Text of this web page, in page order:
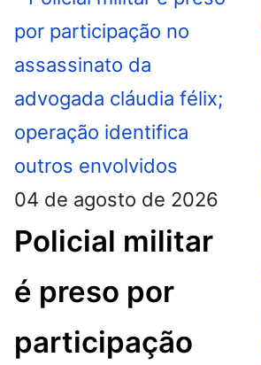
04 de agosto de 2026
Policial militar
é preso por
participação